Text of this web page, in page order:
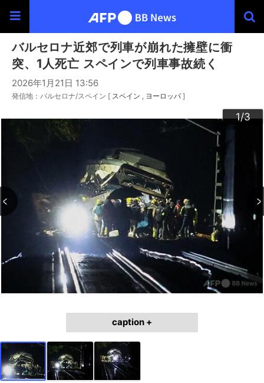
バルセロナ近郊で列車が崩れた擁壁に衝
突、1人死亡 スペインで列車事故続く
2026年1月21日 13:56
発信地：バルセロナ/スペイン [ スペイン ヨーロッパ ]
1/3
2/3
3/3
caption +